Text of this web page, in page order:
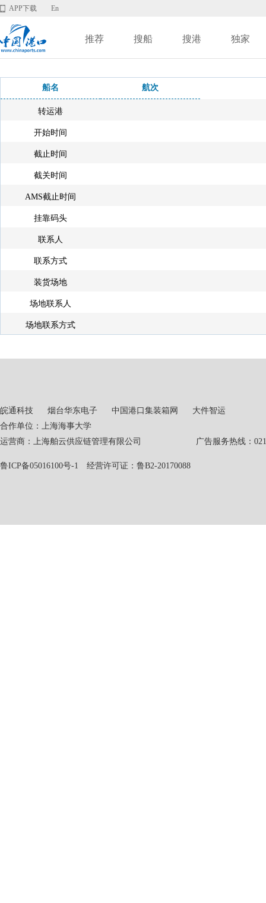
APP下载 En
推荐 搜船 搜港 独家
船名 航次
转运港
开始时间
截止时间
截关时间
AMS截止时间
挂靠码头
联系人
联系方式
装货场地
场地联系人
场地联系方式
皖通科技 烟台华东电子 中国港口集装箱网
大件智运
合作单位：上海海事大学
运营商：上海舶云供应链管理有限公司 广告服务热线：021-
鲁ICP备05016100号-1 经营许可证：鲁B2-20170088